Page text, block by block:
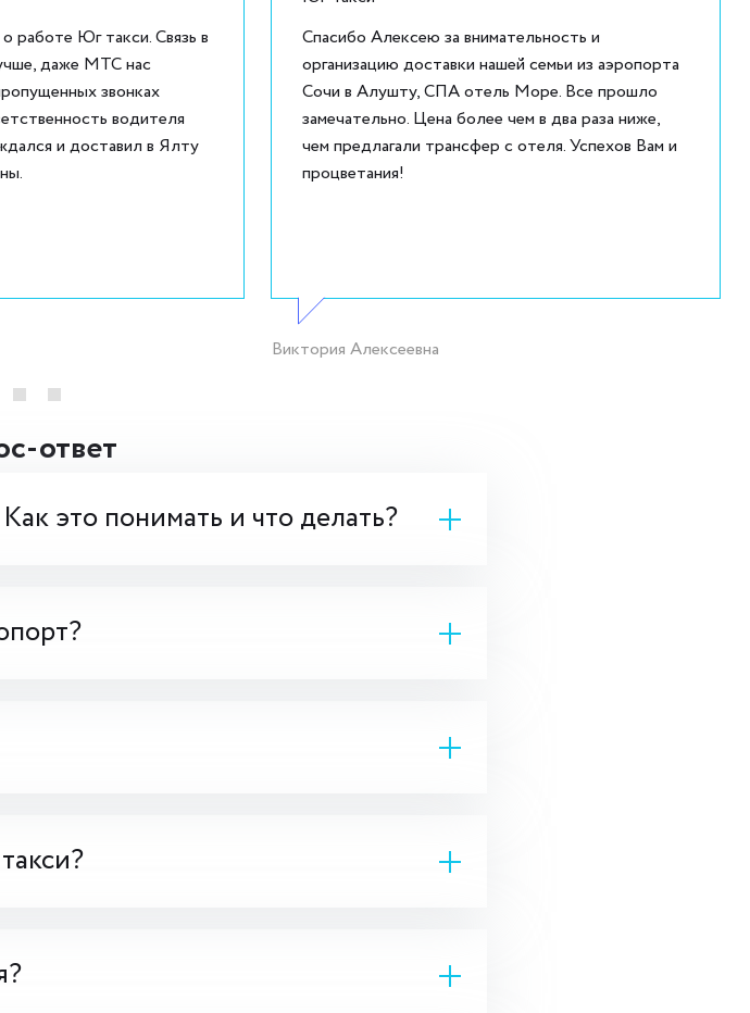
работе Юг такси. Связь в
даже МТС нас
звонках
водителя
и доставил в Ялту
Спасибо Алексею за внимательность и
организацию доставки нашей семьи из аэропорта
Сочи в Алушту, СПА отель Море. Все прошло
замечательно. Цена более чем в два раза ниже,
чем предлагали трансфер с отеля. Успехов Вам и
процветания!
Виктория Алексеевна
ответ
это понимать и что делать?